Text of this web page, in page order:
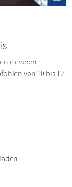
cleveren
von 10 bis 12